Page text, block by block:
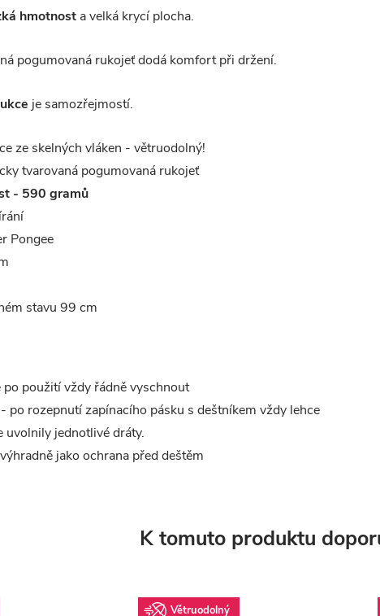
hmotnost a velká krycí plocha.
pogumovaná rukojeť dodá komfort při držení.
je samozřejmostí.
ze skelných vláken - větruodolný!
tvarovaná pogumovaná rukojeť
- 590 gramů
Pongee
stavu 99 cm
po použití vždy řádně vyschnout
po rozepnutí zapínacího pásku s deštníkem vždy lehce
uvolnily jednotlivé dráty.
jako ochrana před deštěm
K tomuto produktu
Větruodolný